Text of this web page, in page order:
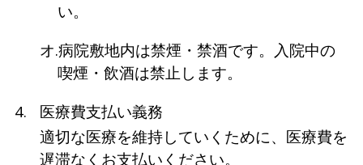
い。
オ.病院敷地内は禁煙・禁酒です。入院中の
喫煙・飲酒は禁止します。
医療費支払い義務
適切な医療を維持していくために、医療費を
遅滞なくお支払いください。